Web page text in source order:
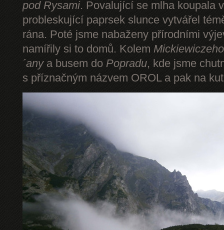
pod Rysami. Povalující se mlha koupala
probleskující paprsek slunce vytvářel
rána. Poté jsme nabaženy přírodními
namířily si to domů. Kolem
´anya busem do Popradu, kde jsme
s příznačným názvem OROL a pak na